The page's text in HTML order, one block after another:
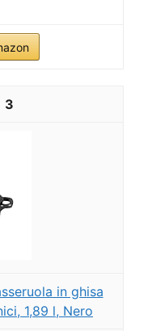
3
in ghisa
1,89 l, Nero